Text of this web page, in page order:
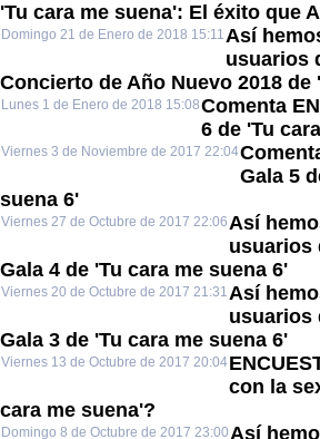
'Tu cara me suena': El éxito que
Domingo 21 de Enero de 2018 15:11Así
usuarios
Concierto de Año Nuevo 2018 de
Lunes 1 de Enero de 2018 15:08Comenta
6 de 'Tu
Viernes 3 de Noviembre de 2017 22:04
Gala 5
suena 6'
Viernes 27 de Octubre de 2017 22:06Así
usuarios
Gala 4 de 'Tu cara me suena 6'
Viernes 20 de Octubre de 2017 21:31Así
usuarios
Gala 3 de 'Tu cara me suena 6'
Viernes 13 de Octubre de 2017 20:04
con la
cara me suena'?
Domingo 8 de Octubre de 2017 23:00Así